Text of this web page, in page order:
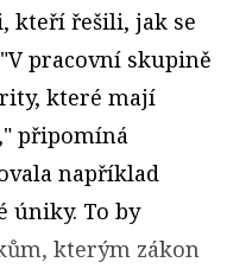
kteří řešili, jak se
pracovní skupině
které mají
připomíná
například
úniky. To by
kterým zákon